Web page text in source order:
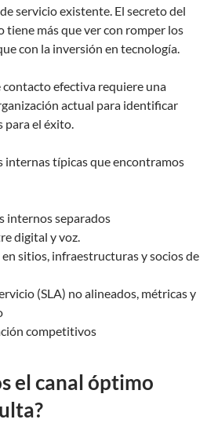
servicio existente. El secreto del
tiene más que ver con romper los
con la inversión en tecnología.
efectiva requiere una
actual para identificar
para el éxito.
internas típicas que encontramos
internos separados
digital y voz.
sitios, infraestructuras y socios de
(SLA) no alineados, métricas y
competitivos
el canal óptimo